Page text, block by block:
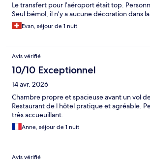
Le transfert pour l’aéroport était top.
Seul bémol, il n’y a aucune décoration dans
Evan, séjour de 1 nuit
Avis vérifié
10/10 Exceptionnel
14 avr. 2026
Chambre propre et spacieuse avant un vol
Restaurant de l hôtel pratique et agréable.
très accueuillant.
Anne, séjour de 1 nuit
Avis vérifié